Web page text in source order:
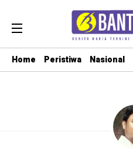
Home Peristiwa Nasional